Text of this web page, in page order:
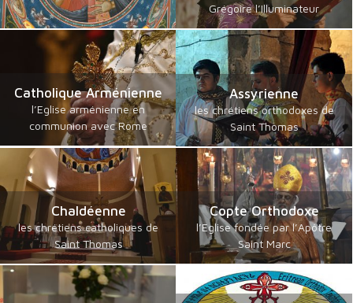
Grégoire l’Illuminateur
Catholique Arménienne
l’Eglise arménienne en
communion avec Rome
Assyrienne
les chrétiens orthodoxes de
Saint Thomas
Chaldéenne
les chrétiens catholiques de
Saint Thomas
Copte Orthodoxe
l’Eglise fondée par l’Apôtre
Saint Marc